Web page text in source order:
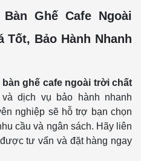
Ghế Cafe Ngoài
Bảo Hành Nhanh
bàn ghế cafe ngoài trời chất
dịch vụ bảo hành nhanh
nghiệp sẽ hỗ trợ bạn chọn
cầu và ngân sách. Hãy liên
tư vấn và đặt hàng ngay